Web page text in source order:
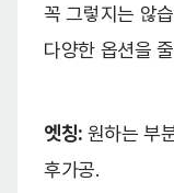
꼭 그렇지는 않
다양한 옵션을
엣칭: 원하는 부
후가공.